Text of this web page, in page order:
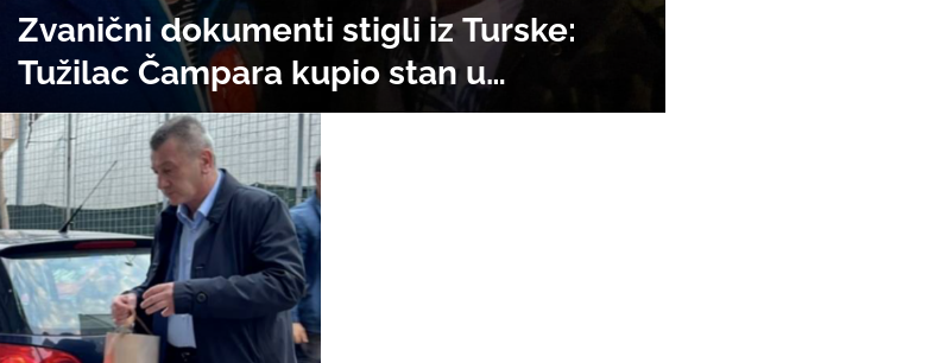
Zvanični dokumenti stigli iz Turske:
Tužilac Čampara kupio stan u
Istanbulu, u zgradi u kojoj dva stana
ima odbjegli član narko kartela Sani El
Murda. Tužilac i kriminalac koristili
usluge iste agencije. Advokatska
kancelarija Čampara zastupa El
Murdinog saradnika Elmedina Karišika